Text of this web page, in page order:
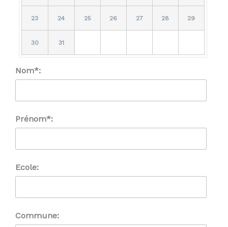
23 24 25 26 27 28 29
30 31
Nom*:
Prénom*:
Ecole:
Commune: